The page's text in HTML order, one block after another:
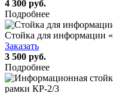
4 300 руб.
Подробнее
Стойка для информации
Заказать
3 500 руб.
Подробнее